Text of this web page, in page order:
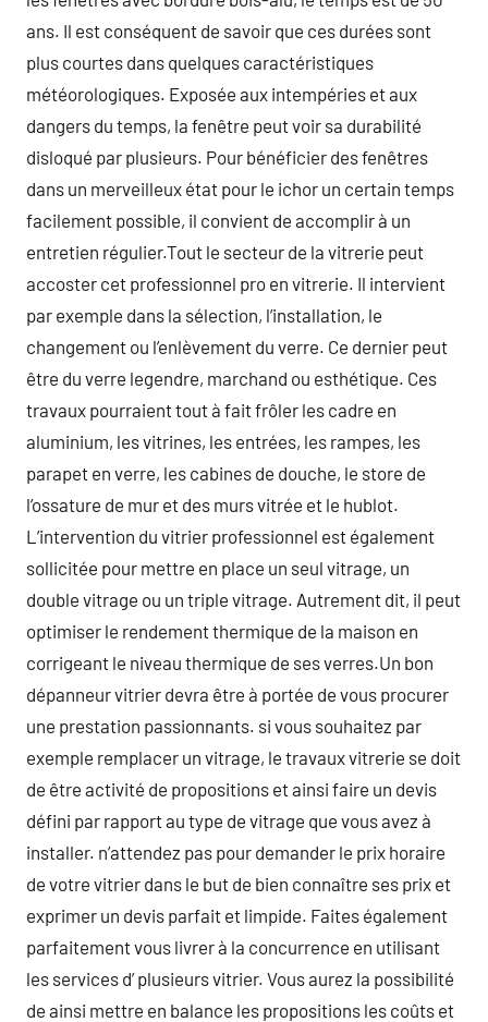
ans. Il est conséquent de savoir que ces durées sont
plus courtes dans quelques caractéristiques
météorologiques. Exposée aux intempéries et aux
dangers du temps, la fenêtre peut voir sa durabilité
disloqué par plusieurs. Pour bénéficier des fenêtres
dans un merveilleux état pour le ichor un certain temps
facilement possible, il convient de accomplir à un
entretien régulier.Tout le secteur de la vitrerie peut
accoster cet professionnel pro en vitrerie. Il intervient
par exemple dans la sélection, l’installation, le
changement ou l’enlèvement du verre. Ce dernier peut
être du verre legendre, marchand ou esthétique. Ces
travaux pourraient tout à fait frôler les cadre en
aluminium, les vitrines, les entrées, les rampes, les
parapet en verre, les cabines de douche, le store de
l’ossature de mur et des murs vitrée et le hublot.
L’intervention du vitrier professionnel est également
sollicitée pour mettre en place un seul vitrage, un
double vitrage ou un triple vitrage. Autrement dit, il peut
optimiser le rendement thermique de la maison en
corrigeant le niveau thermique de ses verres.Un bon
dépanneur vitrier devra être à portée de vous procurer
une prestation passionnants. si vous souhaitez par
exemple remplacer un vitrage, le travaux vitrerie se doit
de être activité de propositions et ainsi faire un devis
défini par rapport au type de vitrage que vous avez à
installer. n’attendez pas pour demander le prix horaire
de votre vitrier dans le but de bien connaître ses prix et
exprimer un devis parfait et limpide. Faites également
parfaitement vous livrer à la concurrence en utilisant
les services d’ plusieurs vitrier. Vous aurez la possibilité
de ainsi mettre en balance les propositions les coûts et